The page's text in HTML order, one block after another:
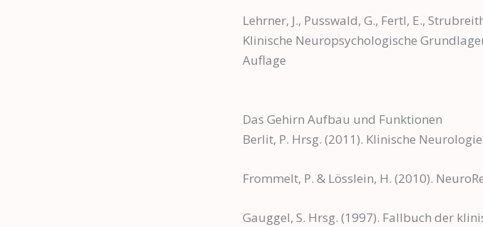
Lehrner, J., Pusswald, G., Fertl, E.,
Klinische Neuropsychologische
Auflage
Das Gehirn Aufbau und Funktionen
Berlit, P. Hrsg. (2011). Klinische
Frommelt, P. & Lösslein, H. (2010).
Gauggel, S. Hrsg. (1997). Fallbuch der